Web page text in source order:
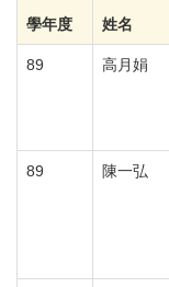
學年度 姓名
89 高月娟
89 陳一弘